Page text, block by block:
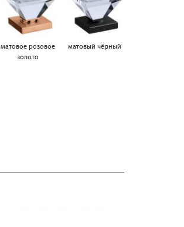
матовое розовое
золото
матовый чёрный